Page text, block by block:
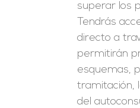
superar los
Tendrás
directo a
permitirán
esquemas,
tramitación,
del